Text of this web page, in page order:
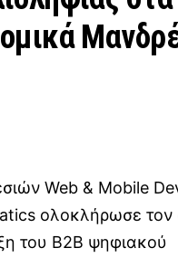
Web & Mobile
ολοκλήρωσε τον
του Β2Β ψηφιακού